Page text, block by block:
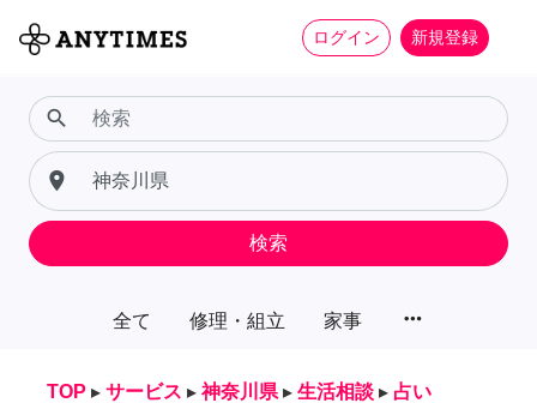
ログイン 新規登録
全て 修理・組立 家事 more_horiz
search
place
検索
TOP ▸ サービス ▸ 神奈川県 ▸ 生活相談 ▸ 占い